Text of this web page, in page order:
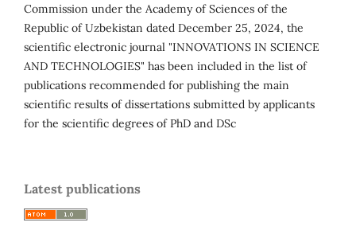
Commission under the Academy of Sciences of the
Republic of Uzbekistan dated December 25, 2024, the
scientific electronic journal "INNOVATIONS IN SCIENCE
AND TECHNOLOGIES" has been included in the list of
publications recommended for publishing the main
scientific results of dissertations submitted by applicants
for the scientific degrees of PhD and DSc
Latest publications